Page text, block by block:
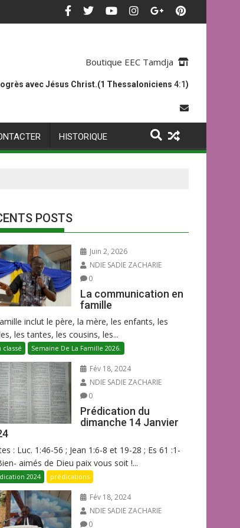
Boutique EEC Tamdja
avec Jésus Christ.(1 Thessaloniciens 4:1)
HISTORIQUE
POSTS
Juin 2, 2026
NDIE SADIE ZACHARIE
0
La communication en
famille
inclut le père, la mère, les enfants, les
les tantes, les cousins, les...
classé Semaine De La Famille 2026.
Fév 18, 2024
NDIE SADIE ZACHARIE
0
Prédication du
dimanche 14 Janvier
: Luc. 1:46-56 ; Jean 1:6-8 et 19-28 ; Es 61 :1-
aimés de Dieu paix vous soit !...
2024 prédications
Fév 18, 2024
NDIE SADIE ZACHARIE
0